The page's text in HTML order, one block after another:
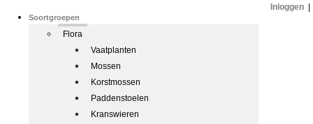
Soortgroepen
Flora
Vaatplanten
Mossen
Korstmossen
Paddenstoelen
Kranswieren
Inloggen